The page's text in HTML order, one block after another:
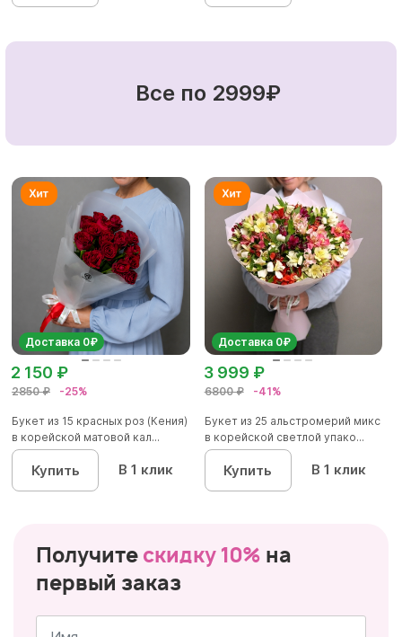
Все по 2999₽
Доставка 0₽
2850 ₽ -25%
2 150 ₽
Букет из 15 красных роз (Кения)
в корейской матовой кал...
Купить В 1 клик
Доставка 0₽
6800 ₽ -41%
3 999 ₽
Букет из 25 альстромерий микс
в корейской светлой упако...
Купить В 1 клик
Получите скидку 10% на
первый заказ